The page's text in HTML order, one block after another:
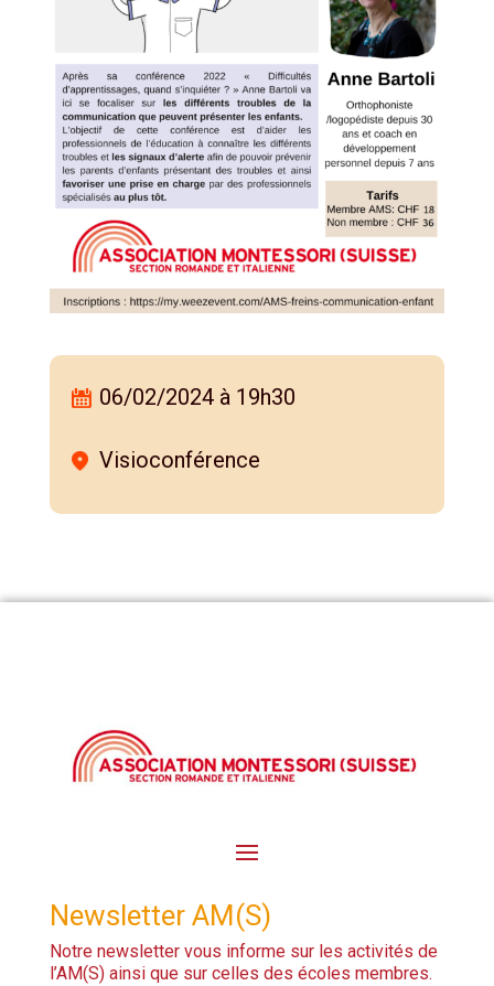
06/02/2024 à 19h30
Visioconférence
Newsletter AM(S)
Notre newsletter vous informe sur les activités de
l’AM(S) ainsi que sur celles des écoles membres.